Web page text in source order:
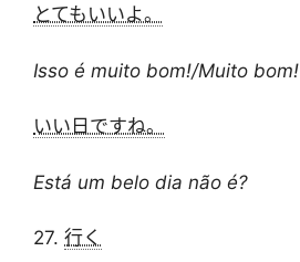
とてもいいよ。
Isso é muito bom!/Muito bom!
いい日ですね。
Está um belo dia não é?
27. 行く